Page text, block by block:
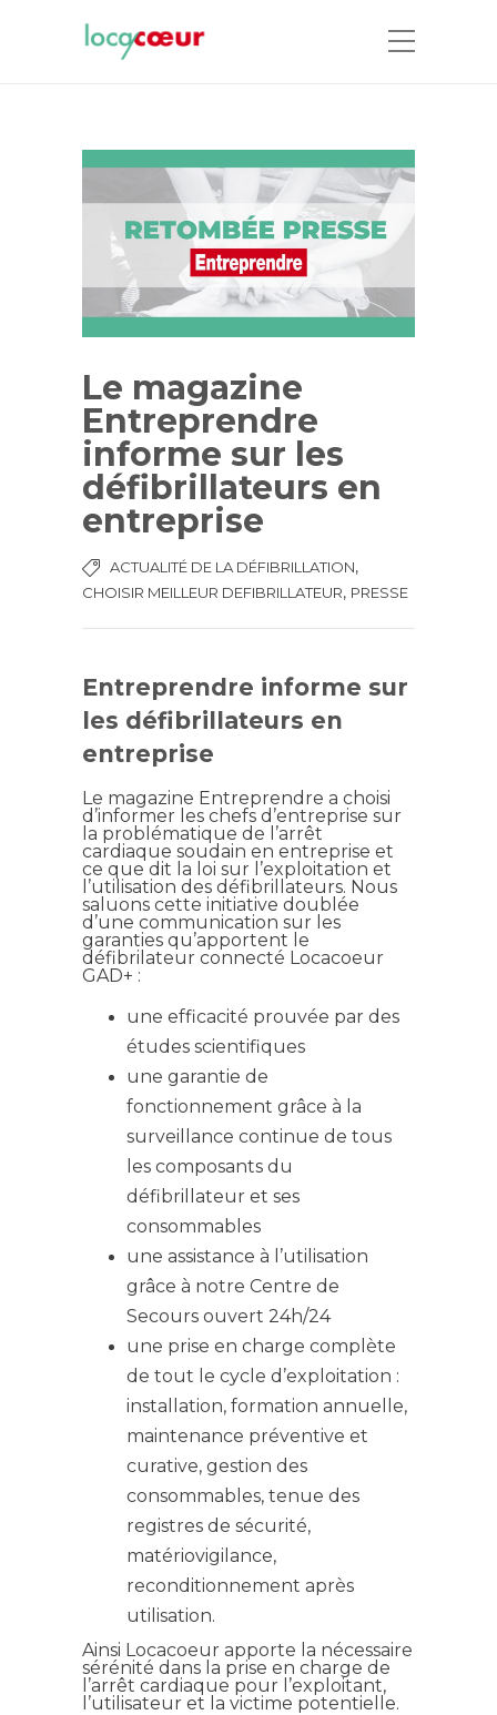
Le magazine
Entreprendre
informe sur les
défibrillateurs en
entreprise
ACTUALITÉ DE LA DÉFIBRILLATION,
CHOISIR MEILLEUR DEFIBRILLATEUR, PRESSE
Entreprendre informe sur
les défibrillateurs en
entreprise
Le magazine Entreprendre a choisi
d’informer les chefs d’entreprise sur
la problématique de l’arrêt
cardiaque soudain en entreprise et
ce que dit la loi sur l’exploitation et
l’utilisation des défibrillateurs. Nous
saluons cette initiative doublée
d’une communication sur les
garanties qu’apportent le
défibrilateur connecté Locacoeur
GAD+ :
une efficacité prouvée par des
études scientifiques
une garantie de
fonctionnement grâce à la
surveillance continue de tous
les composants du
défibrillateur et ses
consommables
une assistance à l’utilisation
grâce à notre Centre de
Secours ouvert 24h/24
une prise en charge complète
de tout le cycle d’exploitation :
installation, formation annuelle,
maintenance préventive et
curative, gestion des
consommables, tenue des
registres de sécurité,
matériovigilance,
reconditionnement après
utilisation.
Ainsi Locacoeur apporte la nécessaire
sérénité dans la prise en charge de
l’arrêt cardiaque pour l’exploitant,
l’utilisateur et la victime potentielle.